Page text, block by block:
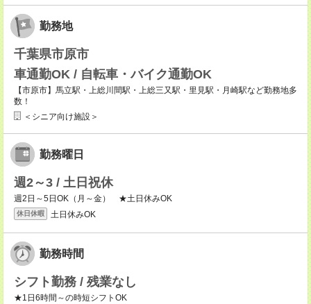
勤務地
千葉県市原市
車通勤OK / 自転車・バイク通勤OK
【市原市】馬立駅・上総川間駅・上総三又駅・里見駅・月崎駅など勤務地多
数！
＜シニア向け施設＞
勤務曜日
週2～3 / 土日祝休
週2日～5日OK（月～金） ★土日休みOK
休日休暇 土日休みOK
勤務時間
シフト勤務 / 残業なし
★1日6時間～の時短シフトOK